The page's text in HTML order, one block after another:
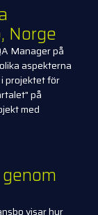
Norge
Manager på
aspekterna
projektet för
på
med
visar hur